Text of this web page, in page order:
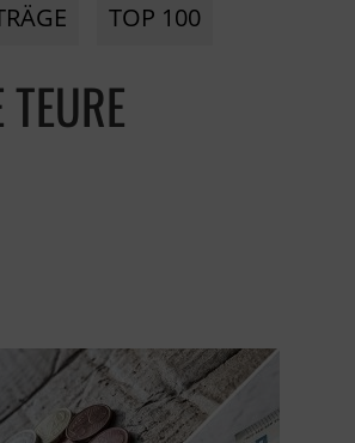
TOP 100